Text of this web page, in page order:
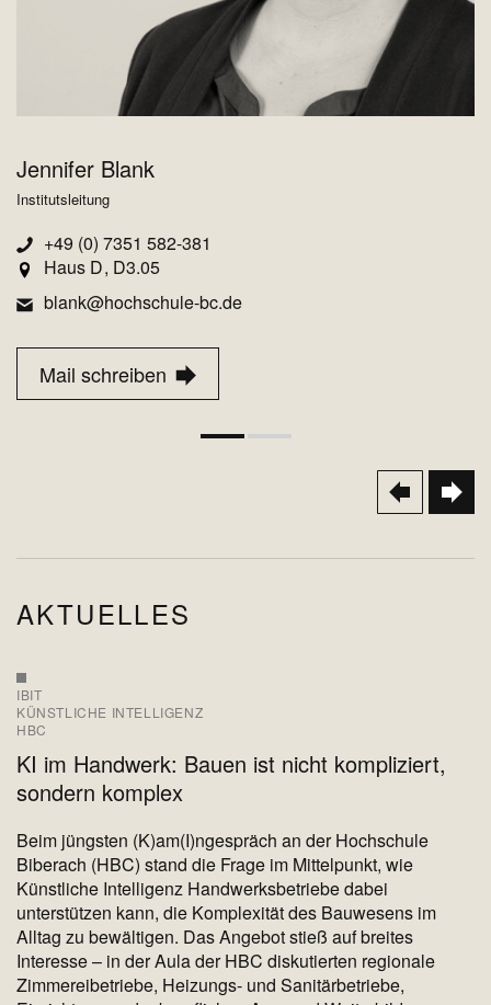
Jennifer Blank
Institutsleitung
+49 (0) 7351 582-381
Haus D D3.05
blank@hochschule-bc.de
Mail schreiben
AKTUELLES
IBIT
KÜNSTLICHE INTELLIGENZ
HBC
KI im Handwerk: Bauen ist nicht kompliziert,
sondern komplex
Beim jüngsten (K)am(I)ngespräch an der Hochschule
Biberach (HBC) stand die Frage im Mittelpunkt, wie
Künstliche Intelligenz Handwerksbetriebe dabei
unterstützen kann, die Komplexität des Bauwesens im
Alltag zu bewältigen. Das Angebot stieß auf breites
Interesse – in der Aula der HBC diskutierten regionale
Zimmereibetriebe, Heizungs- und Sanitärbetriebe,